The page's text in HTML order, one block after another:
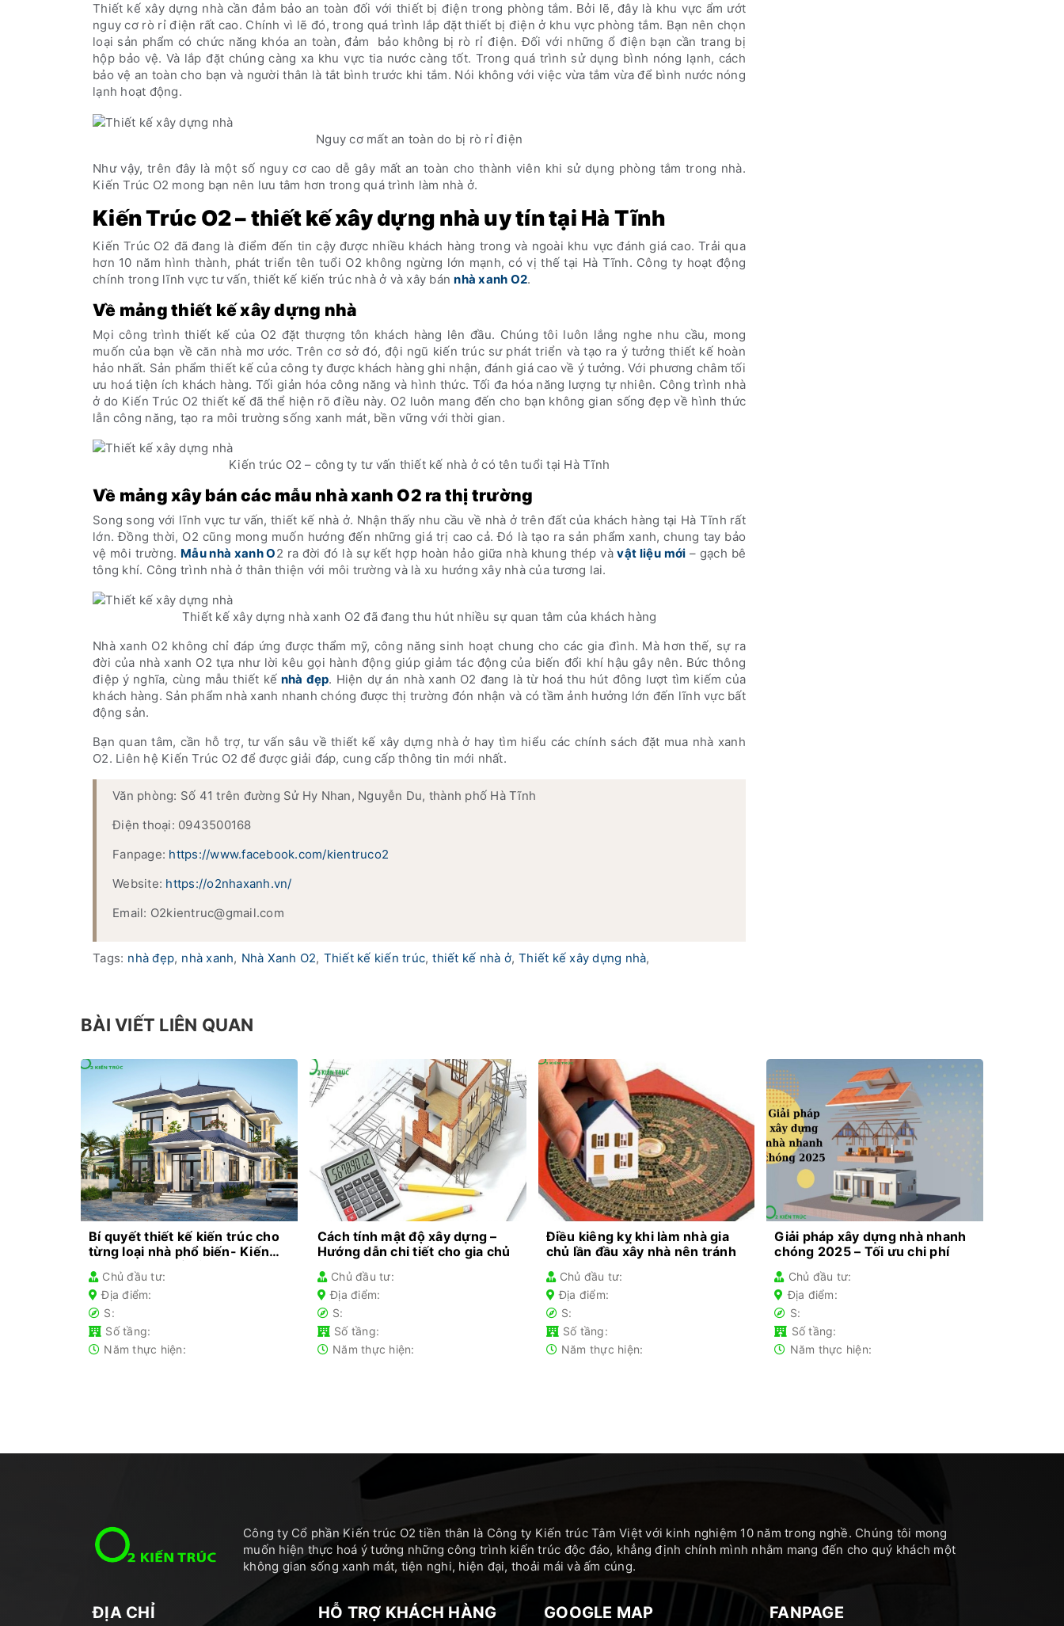
Thiết kế xây dựng nhà cần đảm bảo an toàn đối với thiết bị điện trong phòng tắm. Bởi lẽ, đây là khu vực ẩm ướt
nguy cơ rò rỉ điện rất cao. Chính vì lẽ đó, trong quá trình lắp đặt thiết bị điện ở khu vực phòng tắm. Bạn nên chọn
loại sản phẩm có chức năng khóa an toàn, đảm bảo không bị rò rỉ điện. Đối với những ổ điện bạn cần trang bị
hộp bảo vệ. Và lắp đặt chúng càng xa khu vực tia nước càng tốt. Trong quá trình sử dụng bình nóng lạnh, cách
bảo vệ an toàn cho bạn và người thân là tắt bình trước khi tắm. Nói không với việc vừa tắm vừa để bình nước nóng
lạnh hoạt động.
Nguy cơ mất an toàn do bị rò rỉ điện
Như vậy, trên đây là một số nguy cơ cao dễ gây mất an toàn cho thành viên khi sử dụng phòng tắm trong nhà.
Kiến Trúc O2 mong bạn nên lưu tâm hơn trong quá trình làm nhà ở.
Kiến Trúc O2 – thiết kế xây dựng nhà uy tín tại Hà Tĩnh
Kiến Trúc O2 đã đang là điểm đến tin cậy được nhiều khách hàng trong và ngoài khu vực đánh giá cao. Trải qua
hơn 10 năm hình thành, phát triển tên tuổi O2 không ngừng lớn mạnh, có vị thế tại Hà Tĩnh. Công ty hoạt động
chính trong lĩnh vực tư vấn, thiết kế kiến trúc nhà ở và xây bánnhà xanh O2.
Về mảng thiết kế xây dựng nhà
Mọi công trình thiết kế của O2 đặt thượng tôn khách hàng lên đầu. Chúng tôi luôn lắng nghe nhu cầu, mong
muốn của bạn về căn nhà mơ ước. Trên cơ sở đó, đội ngũ kiến trúc sư phát triển và tạo ra ý tưởng thiết kế hoàn
hảo nhất. Sản phẩm thiết kế của công ty được khách hàng ghi nhận, đánh giá cao về ý tưởng. Với phương châm tối
ưu hoá tiện ích khách hàng. Tối giản hóa công năng và hình thức. Tối đa hóa năng lượng tự nhiên. Công trình nhà
ở do Kiến Trúc O2 thiết kế đã thể hiện rõ điều này. O2 luôn mang đến cho bạn không gian sống đẹp về hình thức
lẫn công năng, tạo ra môi trường sống xanh mát, bền vững với thời gian.
Kiến trúc O2 – công ty tư vấn thiết kế nhà ở có tên tuổi tại Hà Tĩnh
Về mảng xây bán các mẫu nhà xanh O2 ra thị trường
Song song với lĩnh vực tư vấn, thiết kế nhà ở. Nhận thấy nhu cầu về nhà ở trên đất của khách hàng tại Hà Tĩnh rất
lớn. Đồng thời, O2 cũng mong muốn hướng đến những giá trị cao cả. Đó là tạo ra sản phẩm xanh, chung tay bảo
vệ môi trường. Mẫu nhà xanh O2 ra đời đó là sự kết hợp hoàn hảo giữa nhà khung thép vàvật liệu mới – gạch bê
tông khí. Công trình nhà ở thân thiện với môi trường và là xu hướng xây nhà của tương lai.
Thiết kế xây dựng nhà xanh O2 đã đang thu hút nhiều sự quan tâm của khách hàng
Nhà xanh O2 không chỉ đáp ứng được thẩm mỹ, công năng sinh hoạt chung cho các gia đình. Mà hơn thế, sự ra
đời của nhà xanh O2 tựa như lời kêu gọi hành động giúp giảm tác động của biến đổi khí hậu gây nên. Bức thông
điệp ý nghĩa, cùng mẫu thiết kế nhà đẹp. Hiện dự án nhà xanh O2 đang là từ hoá thu hút đông lượt tìm kiếm của
khách hàng. Sản phẩm nhà xanh nhanh chóng được thị trường đón nhận và có tầm ảnh hưởng lớn đến lĩnh vực bất
động sản.
Bạn quan tâm, cần hỗ trợ, tư vấn sâu về thiết kế xây dựng nhà ở hay tìm hiểu các chính sách đặt mua nhà xanh
O2. Liên hệ Kiến Trúc O2 để được giải đáp, cung cấp thông tin mới nhất.
Văn phòng: Số 41 trên đường Sử Hy Nhan, Nguyễn Du, thành phố Hà Tĩnh
Điện thoại: 0943500168
Fanpage: https://www.facebook.com/kientruco2
Website: https://o2nhaxanh.vn/
Email: O2kientruc@gmail.com
Tags: nhà đẹp, nhà xanh, Nhà Xanh O2, Thiết kế kiến trúc, thiết kế nhà ở, Thiết kế xây dựng nhà,
BÀI VIẾT LIÊN QUAN
Bí quyết thiết kế kiến trúc cho
từng loại nhà phổ biến- Kiến
Chủ đầu tư:
Địa điểm:
S:
Số tầng:
Năm thực hiện:
Cách tính mật độ xây dựng –
Hướng dẫn chi tiết cho gia chủ
Chủ đầu tư:
Địa điểm:
S:
Số tầng:
Năm thực hiện:
Điều kiêng kỵ khi làm nhà gia
chủ lần đầu xây nhà nên tránh
Chủ đầu tư:
Địa điểm:
S:
Số tầng:
Năm thực hiện:
Giải pháp xây dựng nhà nhanh
chóng 2025 – Tối ưu chi phí
Chủ đầu tư:
Địa điểm:
S:
Số tầng:
Năm thực hiện:
Công ty Cổ phần Kiến trúc O2 tiền thân là Công ty Kiến trúc Tâm Việt với kinh nghiệm 10 năm trong nghề. Chúng tôi mong
muốn hiện thực hoá ý tưởng những công trình kiến trúc độc đáo, khẳng định chính mình nhằm mang đến cho quý khách một
không gian sống xanh mát, tiện nghi, hiện đại, thoải mái và ấm cúng.
ĐỊA CHỈ HỖ TRỢ KHÁCH HÀNG GOOGLE MAP FANPAGE